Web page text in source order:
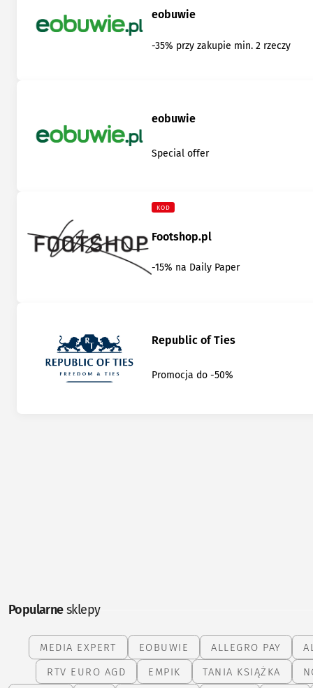
eobuwie
-35% przy zakupie min. 2 rzeczy
eobuwie
Special offer
KOD
Footshop.pl
-15% na Daily Paper
Republic of Ties
Promocja do -50%
Popularnesklepy
MEDIA EXPERT EOBUWIE ALLEGRO PAY
RTV EURO AGD
EMPIK TANIA KSIĄŻKA